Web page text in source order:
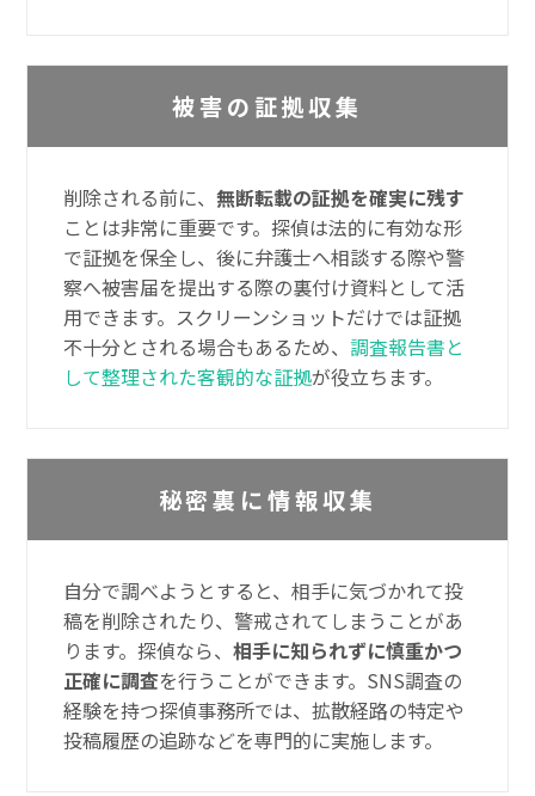
被害の証拠収集
削除される前に、無断転載の証拠を確実に残す
ことは非常に重要です。探偵は法的に有効な形
で証拠を保全し、後に弁護士へ相談する際や警
察へ被害届を提出する際の裏付け資料として活
用できます。スクリーンショットだけでは証拠
不十分とされる場合もあるため、調査報告書と
して整理された客観的な証拠が役立ちます。
秘密裏に情報収集
自分で調べようとすると、相手に気づかれて投
稿を削除されたり、警戒されてしまうことがあ
ります。探偵なら、相手に知られずに慎重かつ
正確に調査を行うことができます。SNS調査の
経験を持つ探偵事務所では、拡散経路の特定や
投稿履歴の追跡などを専門的に実施します。